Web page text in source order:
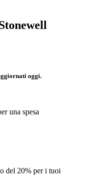
oggi.
una spesa
del 20% per i tuoi